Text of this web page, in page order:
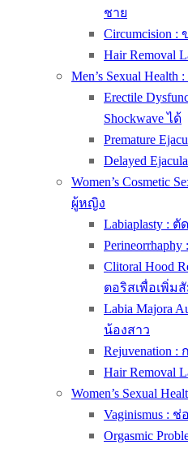
ชาย
Circumcision
Hair Removal
Men’s Sexual
Erectile
Shockwave ได้
Premature
Delayed
Women’s Cosmetic
ผู้หญิง
Labiaplasty :
Clitoral Hood
ตอริสเพื่อเพิ่ม
Labia Majora
น้องสาว
Rejuvenation
Hair Removal
Women’s Sexual
Vaginismus :
Orgasmic